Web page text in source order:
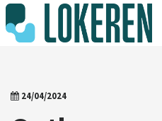
24/04/2024